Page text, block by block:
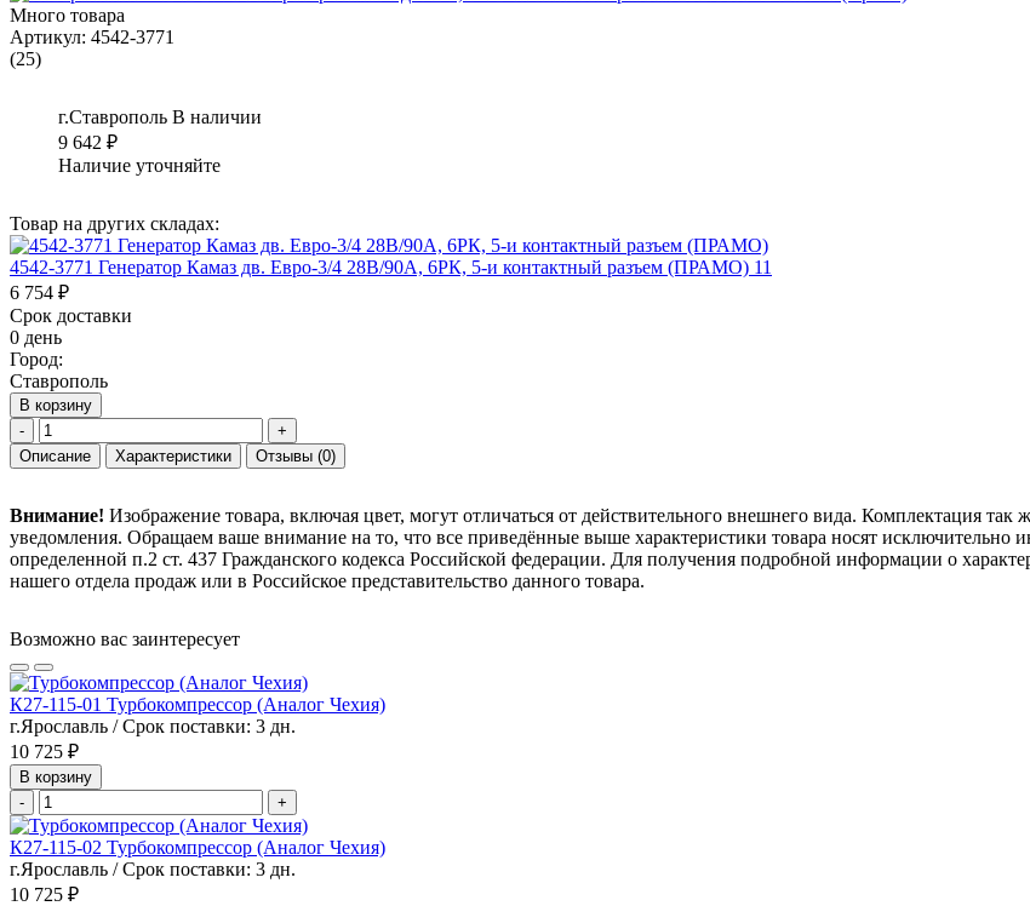
Много товара
Артикул: 4542-3771
(25)
г.Ставрополь В наличии
9 642 ₽
Наличие уточняйте
Товар на других складах:
4542-3771 Генератор Камаз дв. Евро-3/4 28В/90А, 6РК, 5-и контактный разъем (ПРАМО) 11
6 754 ₽
Срок доставки
0 день
Город:
Ставрополь
В корзину
-
+
Описание
Характеристики Отзывы (0)
Внимание! Изображение товара, включая цвет, могут отличаться от действительного внешнего вида. Комплектация
уведомления. Обращаем ваше внимание на то, что все приведённые выше характеристики товара носят
определенной п.2 ст. 437 Гражданского кодекса Российской федерации. Для получения подробной информации о
нашего отдела продаж или в Российское представительство данного товара.
Возможно вас заинтересует
К27-115-01 Турбокомпрессор (Аналог Чехия)
г.Ярославль / Срок поставки: 3 дн.
10 725 ₽
В корзину
-
+
К27-115-02 Турбокомпрессор (Аналог Чехия)
г.Ярославль / Срок поставки: 3 дн.
10 725 ₽